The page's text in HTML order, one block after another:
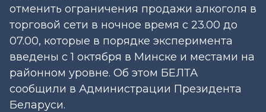
отменить ограничения продажи алкоголя в
торговой сети в ночное время с 23.00 до
07.00, которые в порядке эксперимента
введены с 1 октября в Минске и местами на
районном уровне. Об этом БЕЛТА
сообщили в Администрации Президента
Беларуси.